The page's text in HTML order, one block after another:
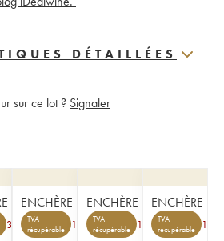
DÉTAILLÉES
sur ce lot ? Signaler
3
ENCHÈRE
TVA
récupérable
1
ENCHÈRE
TVA
récupérable
1
ENCHÈRE
TVA
récupérable
1